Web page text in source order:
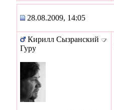
28.08.2009, 14:05
Кирилл Сызранский
Гуру